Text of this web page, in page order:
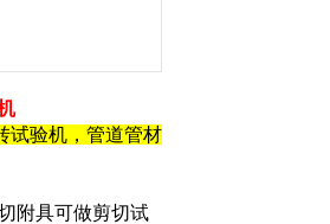
试验机，管道管材
附具可做剪切试